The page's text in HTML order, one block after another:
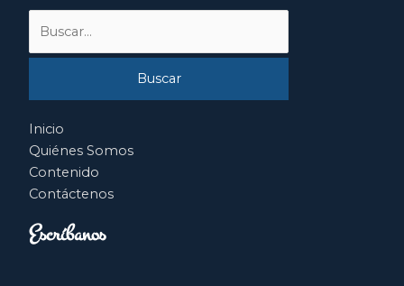
por:
Inicio
Quiénes Somos
Contenido
Contáctenos
Escríbanos